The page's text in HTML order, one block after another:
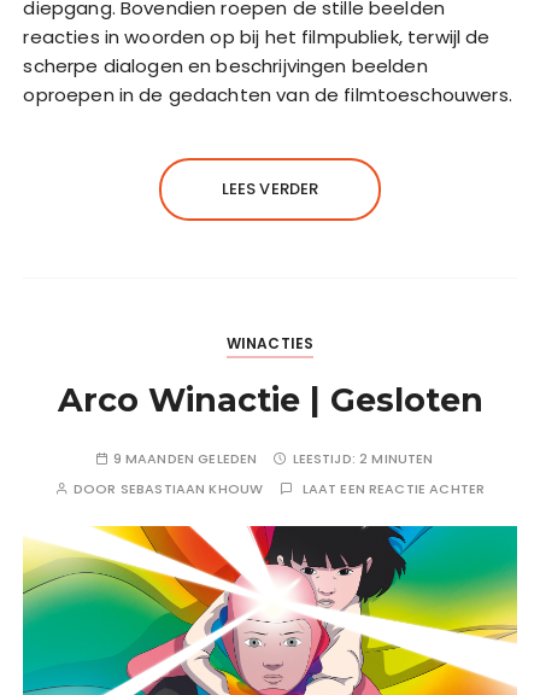
diepgang. Bovendien roepen de stille beelden
reacties in woorden op bij het filmpubliek, terwijl de
scherpe dialogen en beschrijvingen beelden
oproepen in de gedachten van de filmtoeschouwers.
LEES VERDER
WINACTIES
Arco Winactie | Gesloten
9 MAANDEN GELEDEN LEESTIJD:2 MINUTEN
DOOR SEBASTIAAN KHOUW LAAT EEN REACTIE ACHTER